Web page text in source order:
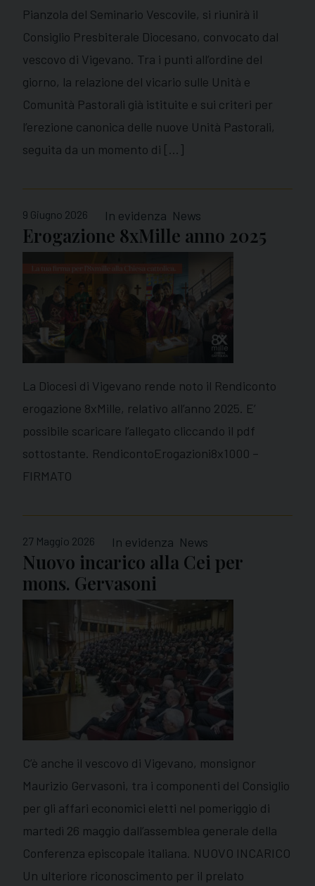
Pianzola del Seminario Vescovile, si riunirà il
Consiglio Presbiterale Diocesano, convocato dal
vescovo di Vigevano. Tra i punti all’ordine del
giorno, la relazione del vicario sulle Unità e
Comunità Pastorali già istituite e sui criteri per
l’erezione canonica delle nuove Unità Pastorali,
seguita da un momento di […]
9 Giugno 2026 In evidenza News
Erogazione 8xMille anno 2025
La Diocesi di Vigevano rende noto il Rendiconto
erogazione 8xMille, relativo all’anno 2025. E’
possibile scaricare l’allegato cliccando il pdf
sottostante. RendicontoErogazioni8x1000 –
FIRMATO
27 Maggio 2026 In evidenza News
Nuovo incarico alla Cei per
mons. Gervasoni
C’è anche il vescovo di Vigevano, monsignor
Maurizio Gervasoni, tra i componenti del Consiglio
per gli affari economici eletti nel pomeriggio di
martedì 26 maggio dall’assemblea generale della
Conferenza episcopale italiana. NUOVO INCARICO
Un ulteriore riconoscimento per il prelato